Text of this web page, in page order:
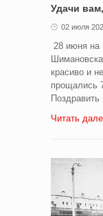
Удачи
02 июля
28 июня на
красиво и
прощались
Читать